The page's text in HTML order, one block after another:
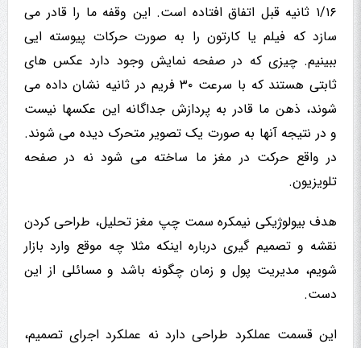
۱/۱۶ ثانیه قبل اتفاق افتاده است. این وقفه ما را قادر می
سازد که فیلم یا کارتون را به صورت حرکات پیوسته ایی
ببینیم. چیزی که در صفحه نمایش وجود دارد عکس های
ثابتی هستند که با سرعت ۳۰ فریم در ثانیه نشان داده می
شوند، ذهن ما قادر به پردازش جداگانه این عکسها نیست
و در نتیجه آنها به صورت یک تصویر متحرک دیده می شوند.
در واقع حرکت در مغز ما ساخته می شود نه در صفحه
تلویزیون.
هدف بیولوژیکی نیمکره سمت چپ مغز تحلیل، طراحی کردن
نقشه و تصمیم گیری درباره اینکه مثلا چه موقع وارد بازار
شویم، مدیریت پول و زمان چگونه باشد و مسائلی از این
دست.
این قسمت عملکرد طراحی دارد نه عملکرد اجرای تصمیم،